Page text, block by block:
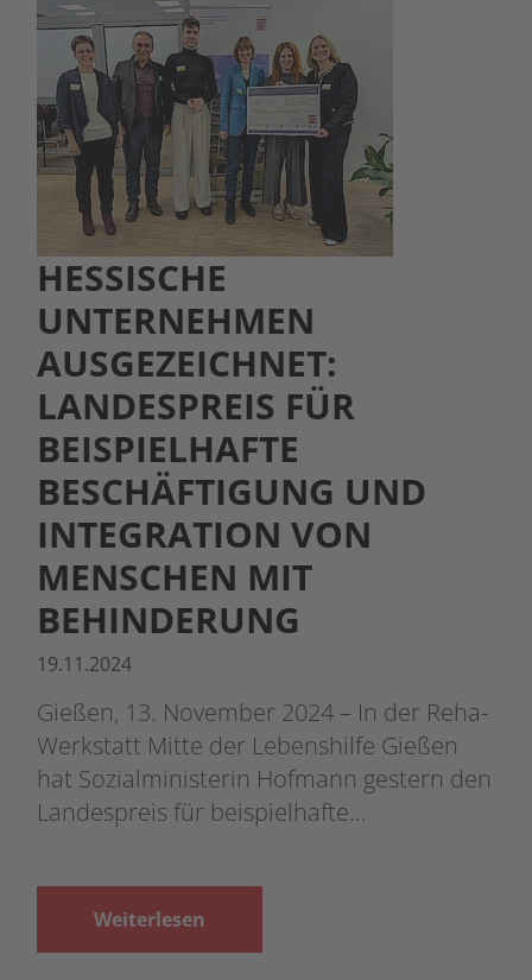
HESSISCHE
UNTERNEHMEN
AUSGEZEICHNET:
LANDESPREIS FÜR
BEISPIELHAFTE
BESCHÄFTIGUNG UND
INTEGRATION VON
MENSCHEN MIT
BEHINDERUNG
19.11.2024
Gießen, 13. November 2024 – In der Reha-
Werkstatt Mitte der Lebenshilfe Gießen
hat Sozialministerin Hofmann gestern den
Landespreis für beispielhafte…
Weiterlesen